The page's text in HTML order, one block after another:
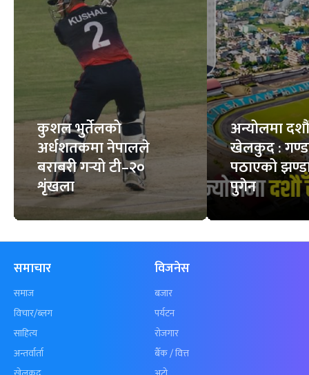
कुशल भुर्तेलको
अर्धशतकमा नेपालले
बराबरी गर्‍यो टी–२०
शृंखला
अन्योलमा दशौँ
खेलकुद :
पठाएको
पुगेन
समाचार
समाज
विचार/ब्लग
साहित्य
अन्तर्वार्ता
विजनेस
बजार
पर्यटन
रोजगार
बैँक / वित्त